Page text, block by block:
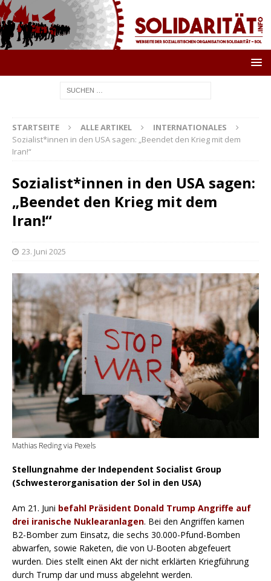
STARTSEITE ALLE ARTIKEL
INTERNATIONALES
Sozialist*innen in den USA sagen: „Beendet den Krieg mit dem
Iran!“
Sozialist*innen in den USA sagen:
„Beendet den Krieg mit dem
Iran!“
23. Juni 2025
Mathias Reding via Pexels
Stellungnahme der Independent Socialist Group
(Schwesterorganisation der Sol in den USA)
Am 21. Juni befahl Präsident Donald Trump Angriffe auf
drei iranische Nuklearanlagen. Bei den Angriffen kamen
B2-Bomber zum Einsatz, die sechs 30.000-Pfund-Bomben
abwarfen, sowie Raketen, die von U-Booten abgefeuert
wurden. Dies stellt einen Akt der nicht erklärten Kriegführung
durch Trump dar und muss abgelehnt werden.